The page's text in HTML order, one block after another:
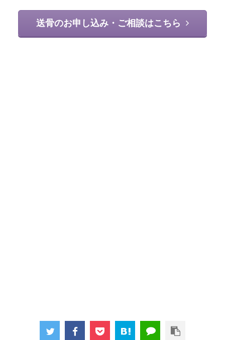
送骨のお申し込み・ご相談はこちら